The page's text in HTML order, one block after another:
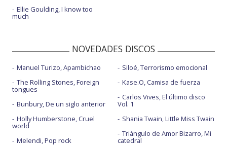
Ellie Goulding, I know too
much
NOVEDADES DISCOS
Manuel Turizo, Apambichao
The Rolling Stones, Foreign
tongues
Bunbury, De un siglo anterior
Holly Humberstone, Cruel
world
Melendi, Pop rock
Siloé, Terrorismo emocional
Kase.O, Camisa de fuerza
Carlos Vives, El último disco
Vol. 1
Shania Twain, Little Miss Twain
Triángulo de Amor Bizarro, Mi
catedral